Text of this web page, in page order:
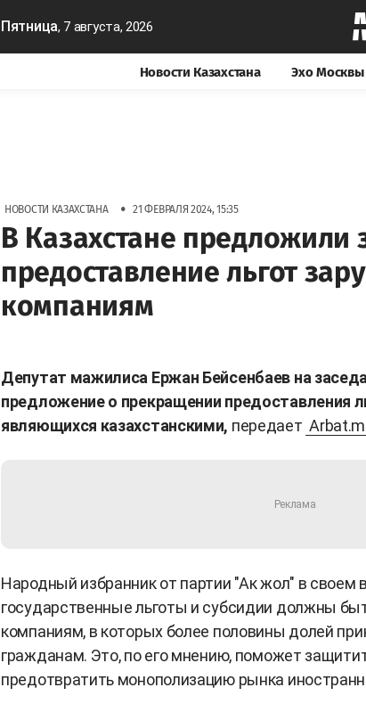
Пятница, 7 августа, 2026
Новости Казахстана Эхо Москвы
НОВОСТИ КАЗАХСТАНА • 21 ФЕВРАЛЯ 2024, 15:35
В Казахстане предложили
предоставление льгот
компаниям
Депутат мажилиса Ержан Бейсенбаев на
предложение о прекращении предоставления
являющихся казахстанскими, передает
Народный избранник от партии "Ак жол" в своем
государственные льготы и субсидии должны
компаниям, в которых более половины долей
гражданам. Это, по его мнению, поможет
предотвратить монополизацию рынка